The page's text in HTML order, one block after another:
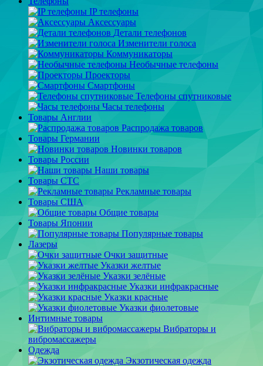
IP телефоны
Аксессуары
Детали телефонов
Изменители голоса
Коммуникаторы
Необычные телефоны
Проекторы
Смартфоны
Телефоны спутниковые
Часы телефоны
Товары Англии
Распродажа товаров
Товары Германии
Новинки товаров
Товары России
Наши товары
Товары СТС
Рекламные товары
Товары США
Общие товары
Товары Японии
Популярные товары
Лазеры
Очки защитные
Указки желтые
Указки зелёные
Указки инфракрасные
Указки красные
Указки фиолетовые
Интимные товары
Вибраторы и
вибромассажеры
Одежда
Экзотическая одежда